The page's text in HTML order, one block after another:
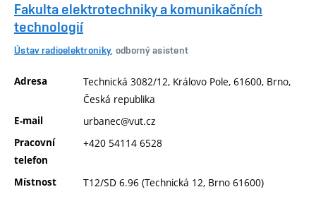
Fakulta elektrotechniky a komunikačních
technologií
Ústav radioelektroniky, odborný asistent
Adresa
Technická 3082/12, Královo Pole, 61600, Brno,
Česká republika
E-mail urbanec@vut.cz
Pracovní
telefon
+420 54114 6528
Místnost T12/SD 6.96 (Technická 12, Brno 61600)